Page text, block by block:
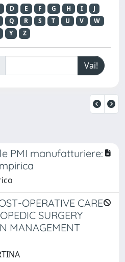
D E F G H I
J
Q R S T U V
W
Y Z
PMI manufatturiere:
OPERATIVE CARE
SURGERY
MANAGEMENT